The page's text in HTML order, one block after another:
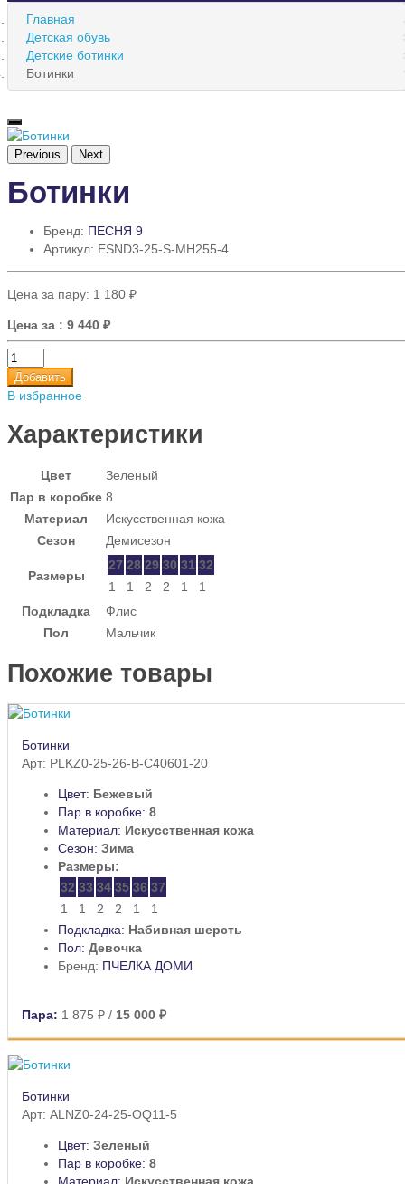
Главная
Детская обувь
Детские ботинки
Ботинки
Previous Next
Ботинки
Бренд: ПЕСНЯ 9
Артикул: ESND3-25-S-MH255-4
Цена за пару: 1 180 ₽
Цена за : 9 440 ₽
Добавить
В избранное
Характеристики
Цвет
Зеленый
Пар в коробке 8
Материал
Искусственная кожа
Сезон
Демисезон
Размеры
27 28 29 30 31 32
1
1 2 2 1
1
Подкладка
Флис
Пол
Мальчик
Похожие товары
Ботинки
Арт: PLKZ0-25-26-B-C40601-20
Цвет: Бежевый
Пар в коробке: 8
Материал: Искусственная кожа
Сезон: Зима
Размеры:
32 33 34 35 36 37
1
1 2 2 1
1
Подкладка: Набивная шерсть
Пол: Девочка
Бренд: ПЧЕЛКА ДОМИ
Пара: 1 875 ₽ / 15 000 ₽
Ботинки
Арт: ALNZ0-24-25-OQ11-5
Цвет: Зеленый
Пар в коробке: 8